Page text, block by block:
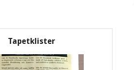
Tapetklister